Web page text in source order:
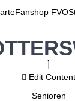
Fanshop FVO
Edit Content
Senioren